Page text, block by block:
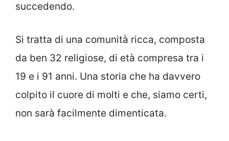
succedendo.
Si tratta di una comunità ricca, composta
da ben 32 religiose, di età compresa tra i
19 e i 91 anni. Una storia che ha davvero
colpito il cuore di molti e che, siamo certi,
non sarà facilmente dimenticata.